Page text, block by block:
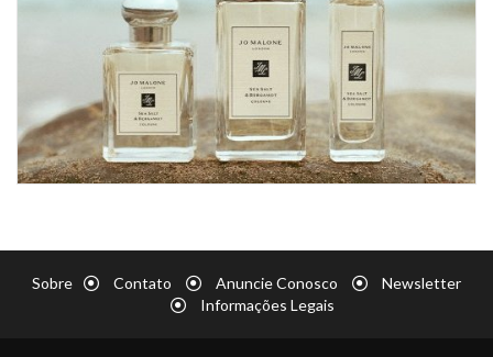
Sobre Contato Anuncie Conosco
Newsletter
Informações Legais